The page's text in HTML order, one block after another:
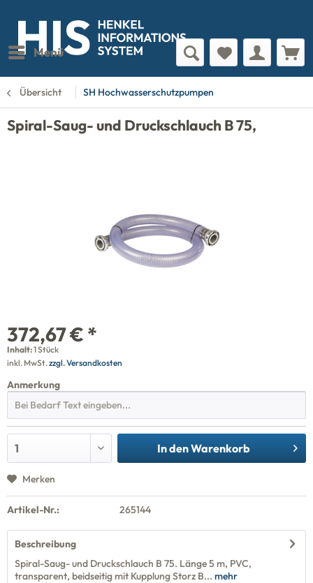
Menü
Übersicht SH Hochwasserschutzpumpen
Spiral-Saug- und Druckschlauch B 75,
372,67 € *
Inhalt:1 Stück
inkl. MwSt.zzgl. Versandkosten
Anmerkung
In denWarenkorb
Merken
Artikel-Nr.: 265144
Beschreibung
Spiral-Saug- und Druckschlauch B 75. Länge 5 m, PVC,
transparent, beidseitig mit Kupplung Storz B... mehr